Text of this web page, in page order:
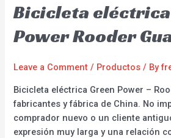
Bicicleta eléctrica
Power Rooder
Leave a Comment / Productos / By
Bicicleta eléctrica Green Power –
fabricantes y fábrica de China. No
comprador nuevo o un cliente
expresión muy larga y una relación